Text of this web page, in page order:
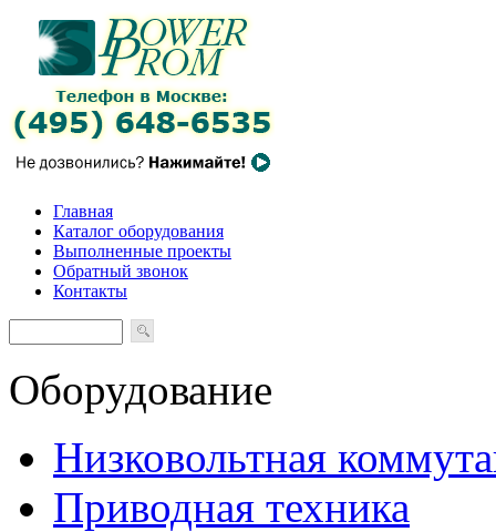
Главная
Каталог оборудования
Выполненные проекты
Обратный звонок
Контакты
Оборудование
Низковольтная
Приводная техника